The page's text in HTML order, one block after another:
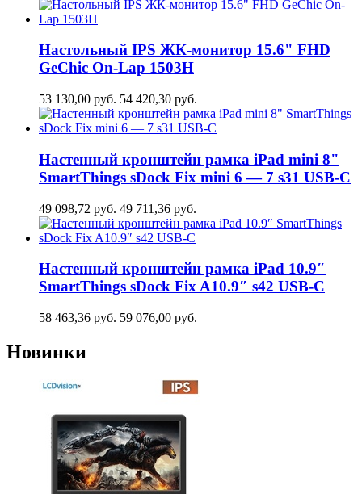
Настольный IPS ЖК-монитор 15.6" FHD
GeСhic On-Lap 1503H
53 130,00 руб. 54 420,30 руб.
Настенный кронштейн рамка iPad mini 8"
SmartThings sDock Fix mini 6 — 7 s31 USB-C
49 098,72 руб. 49 711,36 руб.
Настенный кронштейн рамка iPad 10.9″
SmartThings sDock Fix A10.9″ s42 USB-C
58 463,36 руб. 59 076,00 руб.
Новинки